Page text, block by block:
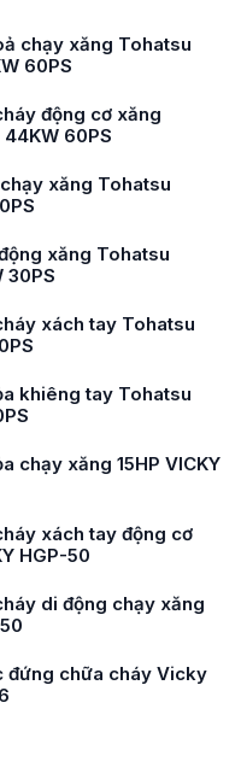
Phước – Ngày nay,
việc lắp đặt hệ thống
cháy là yêu cầu bắt
buộc đối với các
nhà cao tầng, khu
thương mại,… […]
chạy xăng Tohatsu
60PS
động cơ xăng
60PS
xăng Tohatsu
xăng Tohatsu
30PS
xách tay Tohatsu
khiêng tay Tohatsu
chạy xăng 15HP VICKY
xách tay động cơ
HGP-50
di động chạy xăng
đứng chữa cháy Vicky